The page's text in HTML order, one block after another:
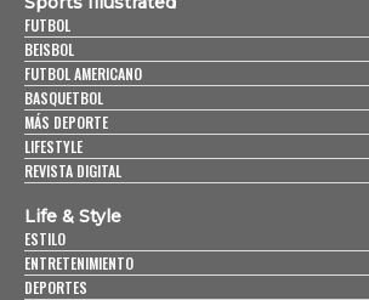
FUTBOL
BEISBOL
FUTBOL AMERICANO
BASQUETBOL
MÁS DEPORTE
LIFESTYLE
REVISTA DIGITAL
Life & Style
ESTILO
ENTRETENIMIENTO
DEPORTES